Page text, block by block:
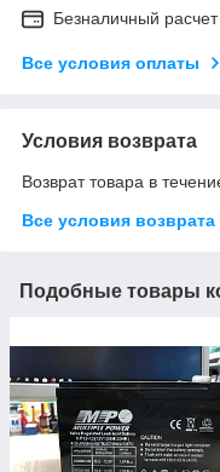
Безналичный расчет
Все условия оплаты
Условия возврата
Возврат товара в
Все условия возврата
Подобные товары